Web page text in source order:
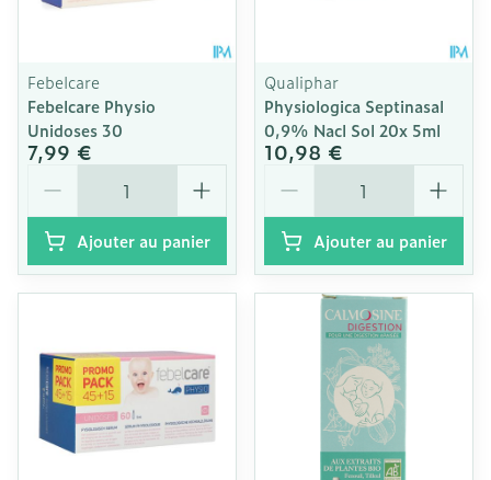
Febelcare
Febelcare Physio
Unidoses 30
7,99 €
Ajouter au panier
Qualiphar
Physiologica Septinasal
0,9% Nacl Sol 20x 5ml
10,98 €
Ajouter au panier